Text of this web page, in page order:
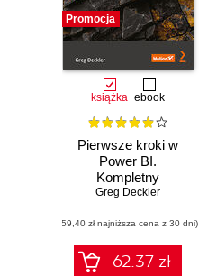
Promocja
książka ebook
Pierwsze kroki w
Power BI.
Kompletny
przewodnik po
analityce
biznesowej.
Wydanie II
Greg Deckler
(59,40 zł najniższa cena z 30 dni)
62.37 zł